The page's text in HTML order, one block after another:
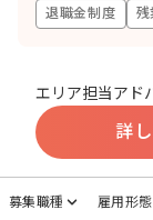
退職金制度
残
エリア担当アド
詳
募集職種 雇用形態